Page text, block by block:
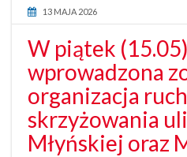
13 MAJA 2026
W piątek (15.05)
wprowadzona
organizacja
skrzyżowania
Młyńskiej oraz